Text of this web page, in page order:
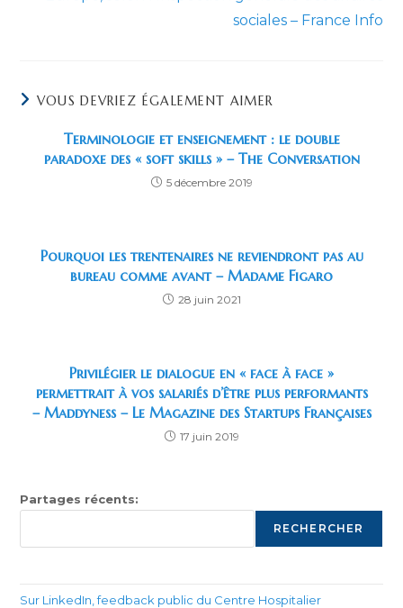
sociales – France Info
VOUS DEVRIEZ ÉGALEMENT AIMER
Terminologie et enseignement : le double
paradoxe des « soft skills » – The Conversation
5 décembre 2019
Pourquoi les trentenaires ne reviendront pas au
bureau comme avant – Madame Figaro
28 juin 2021
Privilégier le dialogue en « face à face »
permettrait à vos salariés d’être plus performants
– Maddyness – Le Magazine des Startups Françaises
17 juin 2019
Partages récents:
RECHERCHER
Sur LinkedIn, feedback public du Centre Hospitalier